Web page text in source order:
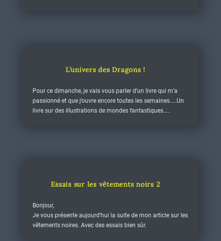
L’univers des Dragons !
Pour ce dimanche, je vais vous parler d’un livre qui m’a
passionné et que j’ouvre encore toutes les semaines…..Un
livre sur des illustrations de mondes fantastiques…..
Essais sur les vêtements noirs 2
Bonjour,
Je vous présente aujourd’hui la suite de mon article sur les
vêtements noires. Avec des essais bien sûr.